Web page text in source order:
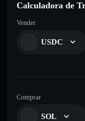
Calculadora de
Vender
USDC
Comprar
SOL